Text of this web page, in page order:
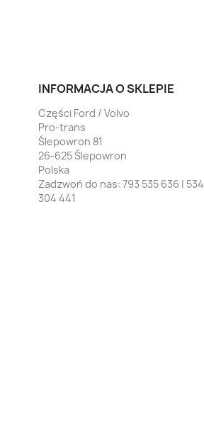
INFORMACJA O SKLEPIE
Części Ford / Volvo
Pro-trans
Ślepowron 81
26-625 Ślepowron
Polska
Zadzwoń do nas: 793 535 636 | 534
304 441